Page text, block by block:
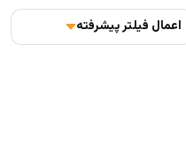
اعمال فیلتر پیشرفته